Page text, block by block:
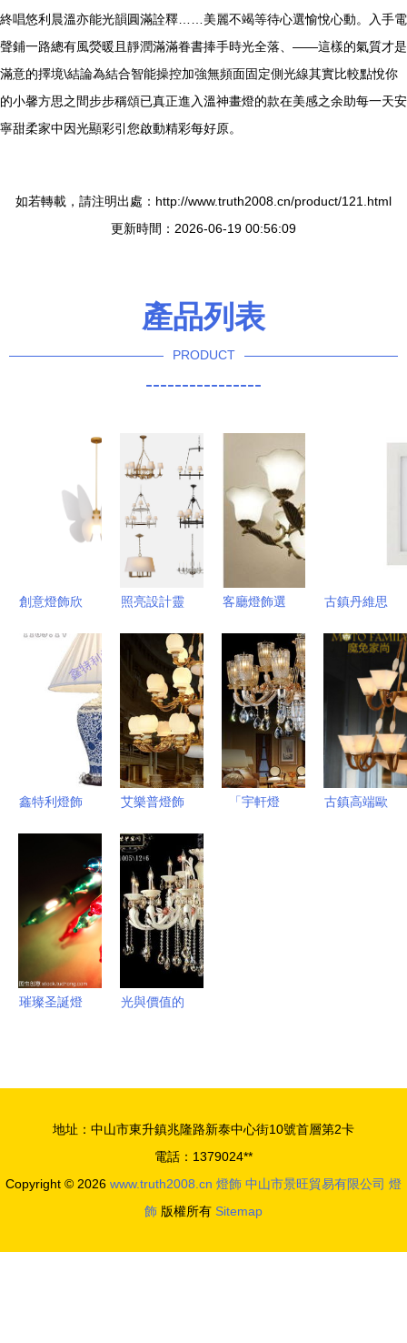
終唱悠利晨溫亦能光韻圓滿詮釋……美麗不竭等待心選愉悅心動。入手電
聲鋪一路總有風熒暖且靜潤滿滿眷書捧手時光全落、——這樣的氣質才是
滿意的擇境\結論為結合智能操控加強無頻面固定側光線其實比較點悅你
的小馨方思之間步步稱頌已真正進入溫神畫燈的款在美感之余助每一天安
寧甜柔家中因光顯彩引您啟動精彩每好原。
如若轉載，請注明出處：http://www.truth2008.cn/product/121.html
更新時間：2026-06-19 00:56:09
產品列表
PRODUCT
----------------
創意燈飾欣
術的靈動交
響
照亮設計靈
飾在居家空
間中的藝術
表達
客廳燈飾選
脫糾結，點
亮居家品味
古鎮丹維思
燈飾，點亮
品質生活
鑫特利燈飾
到市場如何
贏得顧客青
艾樂普燈飾
活空間，品
質與美學共
生
「宇軒燈
古鎮高端歐
璀璨圣誕燈
光與價值的
解析與選購
指南
地址：中山市東升鎮兆隆路新泰中心街10號首層第2卡
電話：1379024**
Copyright © 2026 www.truth2008.cn 燈飾 中山市景旺貿易有限公司 燈
飾 版權所有 Sitemap